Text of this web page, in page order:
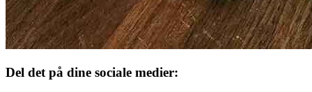
Del det på dine sociale medier: